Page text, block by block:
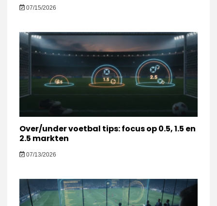
07/15/2026
Over/under voetbal tips: focus op 0.5, 1.5 en
2.5 markten
07/13/2026